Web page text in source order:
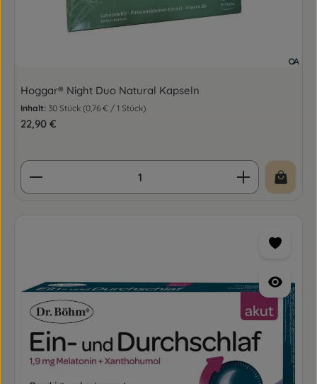
Hoggar® Night Duo Natural Kapseln
Inhalt: 30 Stück (0,76 € / 1 Stück)
Regulärer Preis:
22,90 €
Produkt Anzahl: Gib den gewünschten Wert